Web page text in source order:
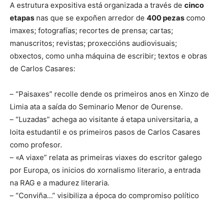
A estrutura expositiva está organizada a través de cinco
etapas nas que se expoñen arredor de 400 pezas como
imaxes; fotografías; recortes de prensa; cartas;
manuscritos; revistas; proxeccións audiovisuais;
obxectos, como unha máquina de escribir; textos e obras
de Carlos Casares:
– “Paisaxes” recolle dende os primeiros anos en Xinzo de
Limia ata a saída do Seminario Menor de Ourense.
– “Luzadas” achega ao visitante á etapa universitaria, a
loita estudantil e os primeiros pasos de Carlos Casares
como profesor.
– «A viaxe” relata as primeiras viaxes do escritor galego
por Europa, os inicios do xornalismo literario, a entrada
na RAG e a madurez literaria.
– “Conviña…” visibiliza a época do compromiso político